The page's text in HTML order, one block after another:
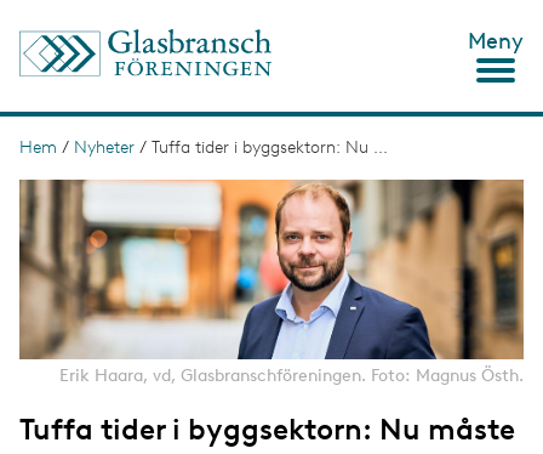
Meny
L
ä
n
k
Hem / Nyheter / Tuffa tider i byggsektorn: Nu ...
m
a
g
e
Erik Haara, vd, Glasbranschföreningen. Foto: Magnus Östh.
Tuffa tider i byggsektorn: Nu måste